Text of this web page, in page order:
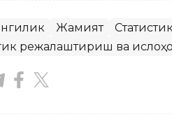
Жамият
режалаштириш ва